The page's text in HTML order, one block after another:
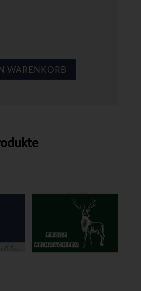
WARENKORB